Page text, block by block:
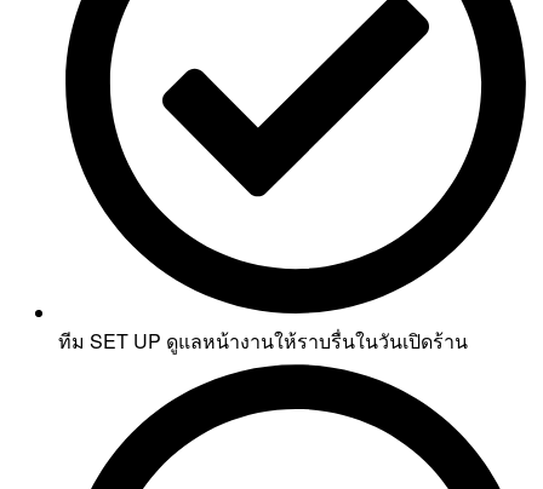
ทีม SET UP ดูแลหน้างานให้ราบรื่นในวันเปิดร้าน